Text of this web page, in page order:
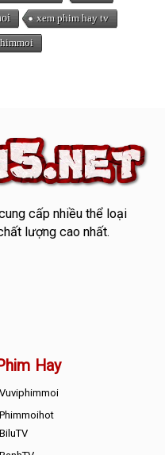
xem phim hay tv
cấp nhiều thể loại
lượng cao nhất.
Hay
Vuviphimmoi
Phimmoihot
BiluTV